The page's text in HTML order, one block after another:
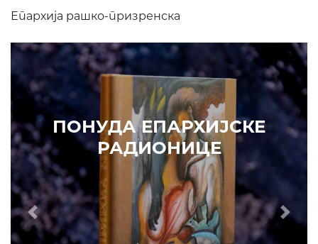
Епархија рашко-призренска
ПОНУДА ЕПАРХИЈСКЕ
РАДИОНИЦЕ
Prethodni